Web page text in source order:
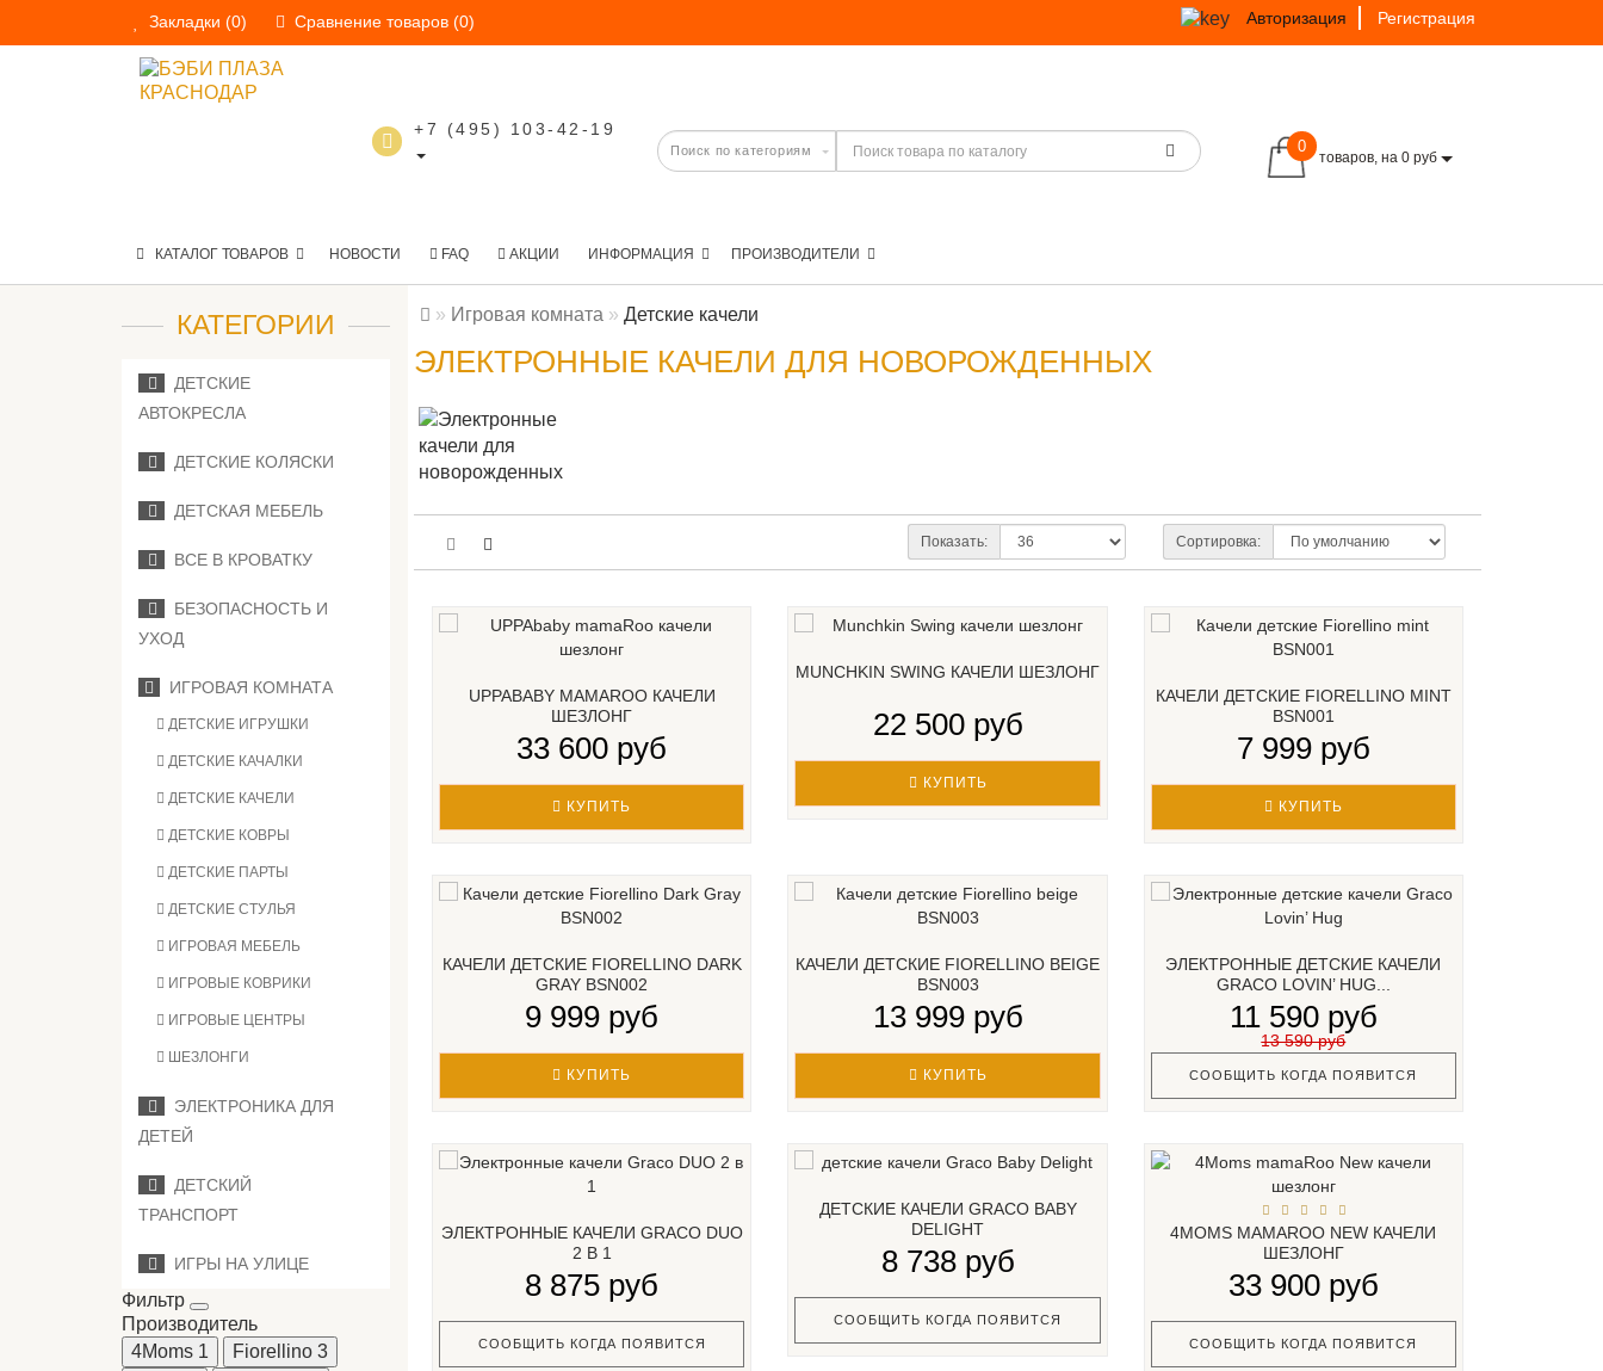
Закладки (0) Сравнение товаров (0) Авторизация Регистрация
+7 (495) 103-42-19
0
товаров, на 0 руб
КАТАЛОГ ТОВАРОВ НОВОСТИ FAQ АКЦИИ ИНФОРМАЦИЯ ПРОИЗВОДИТЕЛИ
КАТЕГОРИИ
ДЕТСКИЕ
АВТОКРЕСЛА
ДЕТСКИЕ КОЛЯСКИ
ДЕТСКАЯ МЕБЕЛЬ
ВСЕ В КРОВАТКУ
БЕЗОПАСНОСТЬ И
УХОД
ИГРОВАЯ КОМНАТА
ДЕТСКИЕ ИГРУШКИ
ДЕТСКИЕ КАЧАЛКИ
ДЕТСКИЕ КАЧЕЛИ
ДЕТСКИЕ КОВРЫ
ДЕТСКИЕ ПАРТЫ
ДЕТСКИЕ СТУЛЬЯ
ИГРОВАЯ МЕБЕЛЬ
ИГРОВЫЕ КОВРИКИ
ИГРОВЫЕ ЦЕНТРЫ
ШЕЗЛОНГИ
ЭЛЕКТРОНИКА ДЛЯ
ДЕТЕЙ
ДЕТСКИЙ
ТРАНСПОРТ
ИГРЫ НА УЛИЦЕ
Фильтр
Производитель
4Moms 1 Fiorellino 3
Игровая комната Детские качели
ЭЛЕКТРОННЫЕ КАЧЕЛИ ДЛЯ НОВОРОЖДЕННЫХ
Сортировка:
Показать:
UPPABABY MAMAROO КАЧЕЛИ
ШЕЗЛОНГ
33 600 руб
КУПИТЬ
MUNCHKIN SWING КАЧЕЛИ ШЕЗЛОНГ
22 500 руб
КУПИТЬ
КАЧЕЛИ ДЕТСКИЕ FIORELLINO MINT
BSN001
7 999 руб
КУПИТЬ
КАЧЕЛИ ДЕТСКИЕ FIORELLINO DARK
GRAY BSN002
9 999 руб
КУПИТЬ
КАЧЕЛИ ДЕТСКИЕ FIORELLINO BEIGE
BSN003
13 999 руб
КУПИТЬ
ЭЛЕКТРОННЫЕ ДЕТСКИЕ КАЧЕЛИ
GRACO LOVIN’ HUG...
11 590 руб
13 590 руб
СООБЩИТЬ КОГДА ПОЯВИТСЯ
ЭЛЕКТРОННЫЕ КАЧЕЛИ GRACO DUO
2 В 1
8 875 руб
СООБЩИТЬ КОГДА ПОЯВИТСЯ
ДЕТСКИЕ КАЧЕЛИ GRACO BABY
DELIGHT
8 738 руб
СООБЩИТЬ КОГДА ПОЯВИТСЯ
4MOMS MAMAROO NEW КАЧЕЛИ
ШЕЗЛОНГ
33 900 руб
СООБЩИТЬ КОГДА ПОЯВИТСЯ